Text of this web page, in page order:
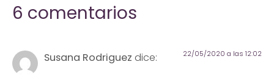
6 comentarios
Susana Rodriguez dice: 22/05/2020 a las 12:02